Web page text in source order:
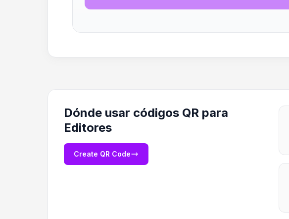
Dónde usar códigos QR para
Editores
Create QR Code